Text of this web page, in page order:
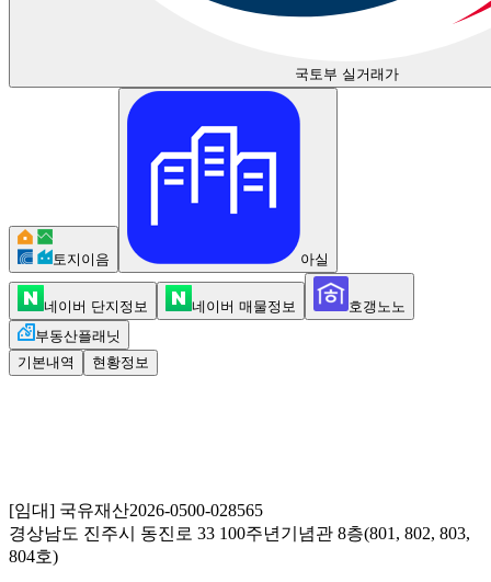
국토부 실거래가
토지이음 아실
네이버 단지정보 네이버 매물정보
호갱노노
부동산플래닛
기본내역
현황정보
[임대] 국유재산2026-0500-028565
경상남도 진주시 동진로 33 100주년기념관 8층(801, 802, 803,
804호)